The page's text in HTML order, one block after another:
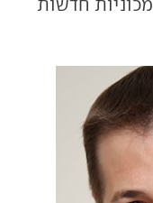
לעלות, ויגיע לקצב של 300,000 מכוניות חדשות